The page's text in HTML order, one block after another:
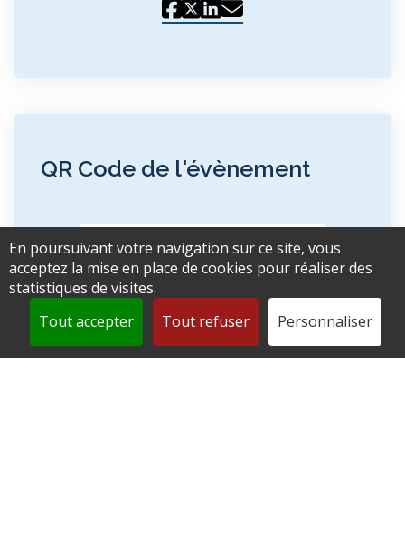
QR Code de l'évènement
En poursuivant votre navigation sur ce site, vous
acceptez la mise en place de cookies pour réaliser des
statistiques de visites.
Tout accepter
Tout refuser Personnaliser